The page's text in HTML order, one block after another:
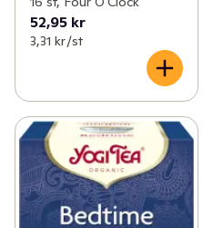
52,95 kr
3,31 kr /st